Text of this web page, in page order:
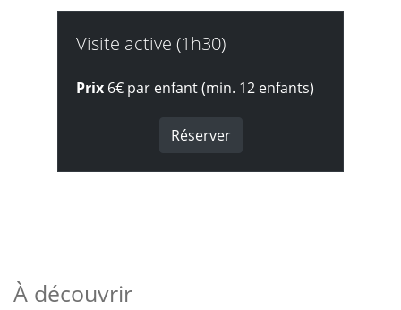
Visite active (1h30)
Prix 6€ par enfant (min. 12 enfants)
Réserver
À découvrir